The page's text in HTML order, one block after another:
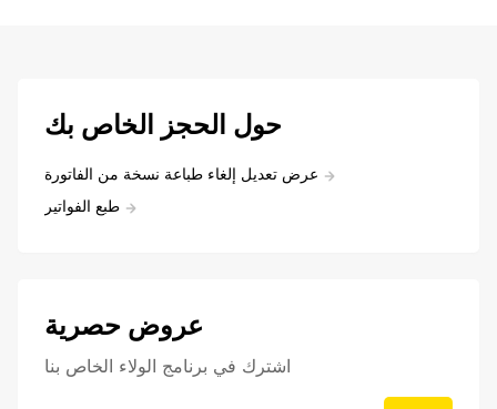
حول الحجز الخاص بك
عرض تعديل إلغاء طباعة نسخة من الفاتورة
طبع الفواتير
عروض حصرية
اشترك في برنامج الولاء الخاص بنا